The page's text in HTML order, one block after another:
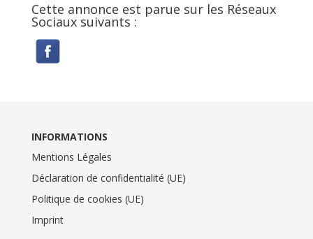
Cette annonce est parue sur les Réseaux
Sociaux suivants :
INFORMATIONS
Mentions Légales
Déclaration de confidentialité (UE)
Politique de cookies (UE)
Imprint